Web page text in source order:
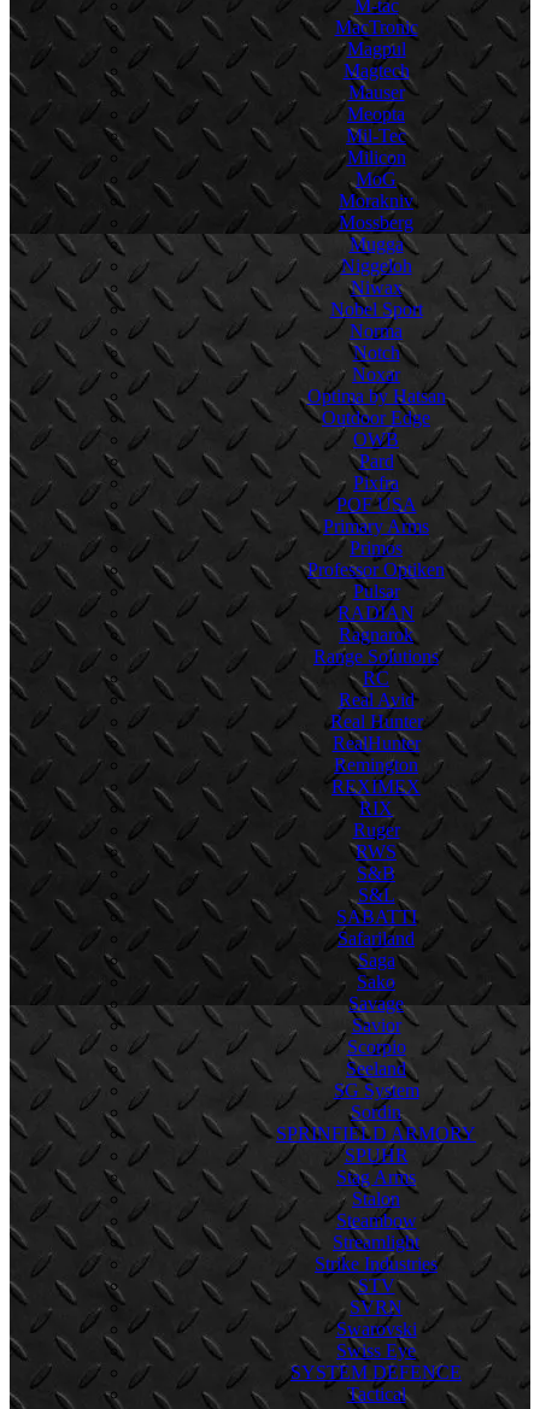
M-tac
MacTronic
Magpul
Magtech
Mauser
Meopta
Mil-Tec
Milicon
MoG
Morakniv
Mossberg
Mugga
Niggeloh
Niwax
Nobel Sport
Norma
Notch
Noxar
Optima by Hatsan
Outdoor Edge
OWB
Pard
Pixfra
POF USA
Primary Arms
Primos
Professor Optiken
Pulsar
RADIAN
Ragnarok
Range Solutions
RC
Real Avid
Real Hunter
RealHunter
Remington
REXIMEX
RIX
Ruger
RWS
S&B
S&L
SABATTI
Safariland
Saga
Sako
Savage
Savior
Scorpio
Seeland
SG System
Sordin
SPRINFIELD ARMORY
SPUHR
Stag Arms
Stalon
Steambow
Streamlight
Strike Industries
STV
SVRN
Swarovski
Swiss Eye
SYSTEM DEFENCE
Tactical